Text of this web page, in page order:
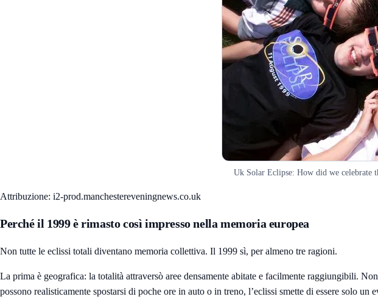
Uk Solar Eclipse: How did we celebrate
Attribuzione: i2-prod.manchestereveningnews.co.uk
Perché il 1999 è rimasto così impresso nella memoria europea
Non tutte le eclissi totali diventano memoria collettiva. Il 1999 sì, per almeno tre ragioni.
La prima è geografica: la totalità attraversò aree densamente abitate e facilmente raggiungibili.
possono realisticamente spostarsi di poche ore in auto o in treno, l’eclissi smette di essere solo un